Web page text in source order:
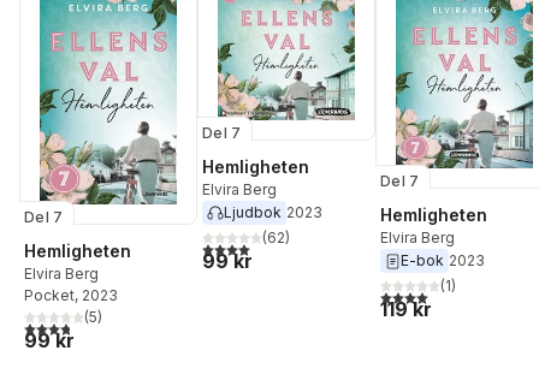
Del 7
Hemligheten
Elvira Berg
Pocket, 2023
3,8utav 5 stjärnor. Totalt antal röster:
(5)
99 kr
Del 7
Hemligheten
Elvira Berg
Ljudbok 2023
4,0utav 5 stjärnor. Totalt antal röster:
(62)
99 kr
Del 7
Hemligheten
Elvira Berg
E-bok 2023
4,0utav 5 stjärnor.
(1)
119 kr